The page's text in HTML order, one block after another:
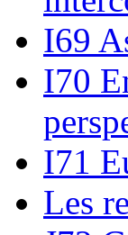
I69
I70
I71
Les